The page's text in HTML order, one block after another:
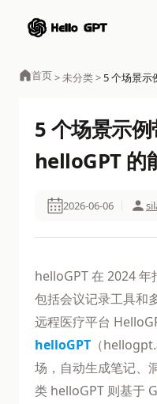
首页>未分类>5 个场景示
5 个场景示
helloGPT 的
2026-06-06
helloGPT 在 2024 年
包括会议记录工具和
远程医疗平台
helloGPT （
场，自动生成笔记、
类 helloGPT 则基于